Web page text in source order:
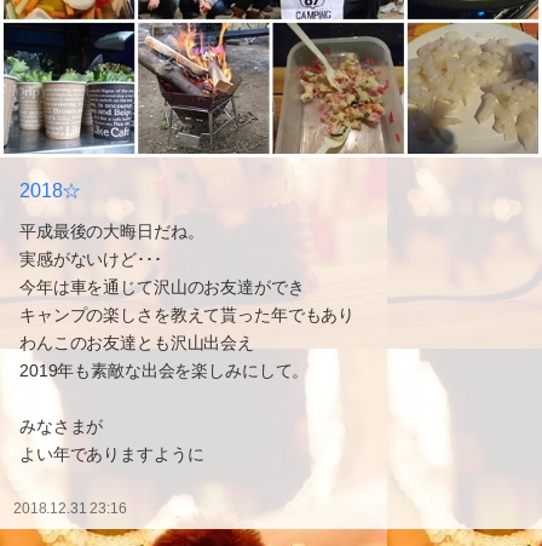
2018☆
平成最後の大晦日だね。
実感がないけど･･･
今年は車を通じて沢山のお友達ができ
キャンプの楽しさを教えて貰った年でもあり
わんこのお友達とも沢山出会え
2019年も素敵な出会を楽しみにして。
みなさまが
よい年でありますように
2018.12.31 23:16